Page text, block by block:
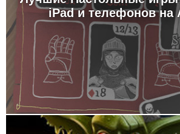
iPad и телефонов на